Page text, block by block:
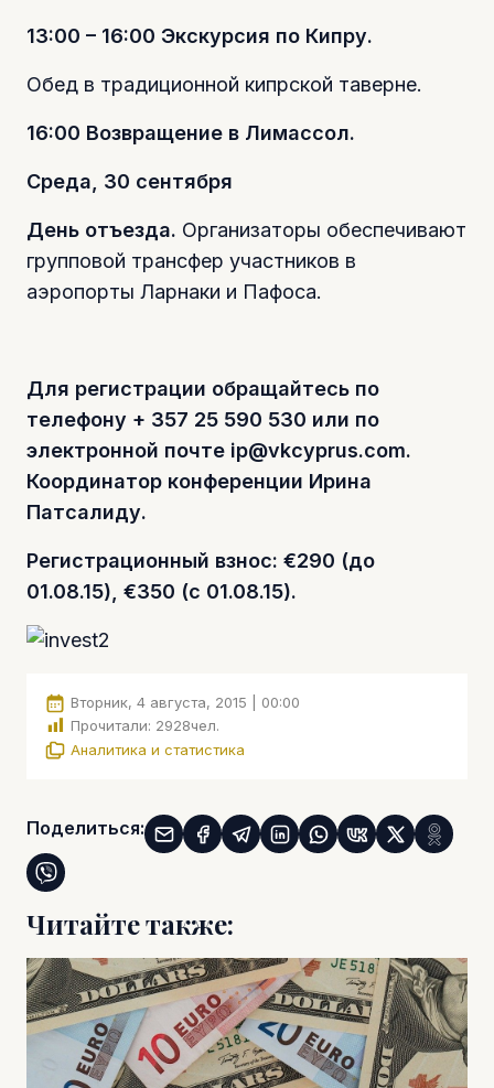
13:00 – 16:00 Экскурсия по Кипру.
Обед в традиционной кипрской таверне.
16:00 Возвращение в Лимассол.
Среда, 30 сентября
День отъезда. Организаторы обеспечивают
групповой трансфер участников в
аэропорты Ларнаки и Пафоса.
Для регистрации обращайтесь по
телефону + 357 25 590 530 или по
электронной почте ip@vkcyprus.com.
Координатор конференции Ирина
Патсалиду.
Регистрационный взнос: €290 (до
01.08.15), €350 (с 01.08.15).
Вторник, 4 августа, 2015 | 00:00
Прочитали: 2928чел.
Аналитика и статистика
Поделиться:
Читайте также: